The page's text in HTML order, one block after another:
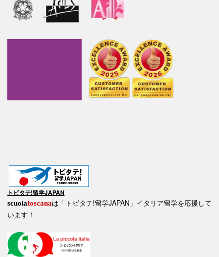
トビタテ!留学JAPAN
scuolatoscanaは「トビタテ!留学JAPAN」イタリア留学を応援して
います！